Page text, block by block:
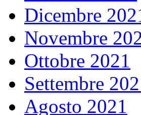
Dicembre
Novembre
Ottobre 2021
Settembre
Agosto 2021